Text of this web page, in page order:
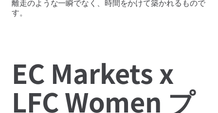
す。
EC Markets x
LFC Women プ